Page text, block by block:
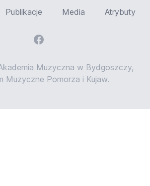
Publikacje Media Atrybuty
Muzyczna w Bydgoszczy,
Muzyczne Pomorza i Kujaw.